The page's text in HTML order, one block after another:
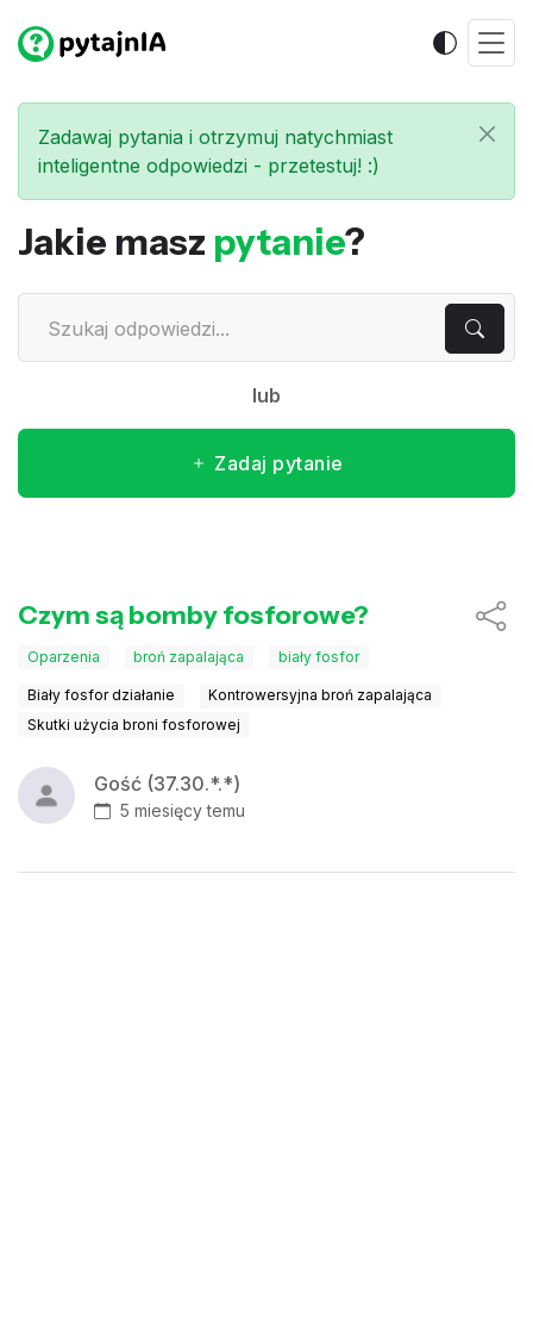
Zadawaj pytania i otrzymuj natychmiast
inteligentne odpowiedzi - przetestuj! :)
Jakie masz pytanie?
lub
Zadaj pytanie
Czym są bomby fosforowe?
Oparzenia broń zapalająca biały fosfor
Biały fosfor działanie
Kontrowersyjna broń zapalająca
Skutki użycia broni fosforowej
Gość (37.30.*.*)
5 miesięcy temu